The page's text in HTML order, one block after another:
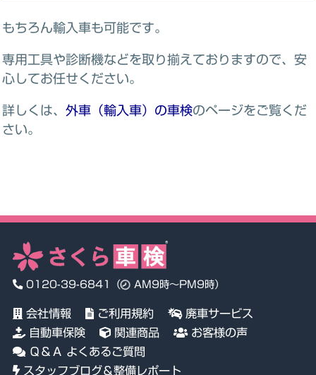
もちろん輸入車も可能です。
専用工具や診断機などを取り揃えておりますので、安
心してお任せください。
詳しくは、 外車（輸入車）の車検のページをご覧くだ
さい。
0120-39-6841 （ AM9時～PM9時）
会社情報 ご利用規約
廃車サービス
自動車保険
関連商品
お客様の声
Ｑ＆Ａ よくあるご質問
スタッフブログ＆整備レポート